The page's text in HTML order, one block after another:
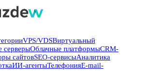
VPS/VDSВиртуальный
серверыОблачные платформыCRM-
сайтовSEO-сервисыАналитика
ИИ-агентыТелефонияE-mail-